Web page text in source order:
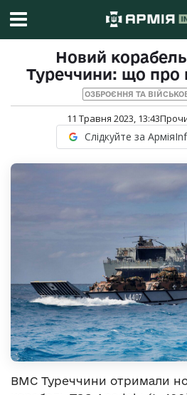
Новий
Туреччини: що про
ОЗБРОЄННЯ ТА
11 Травня 2023, 13:43
Слідкуйте за
ВМС Туреччини отримали